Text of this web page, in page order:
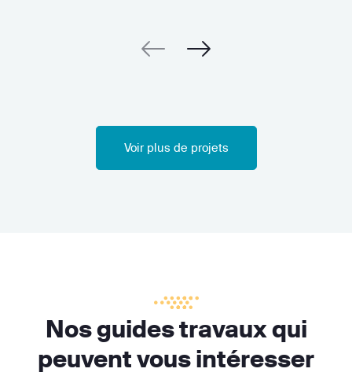
Voir plus de projets
Nos guides travaux qui
peuvent vous intéresser